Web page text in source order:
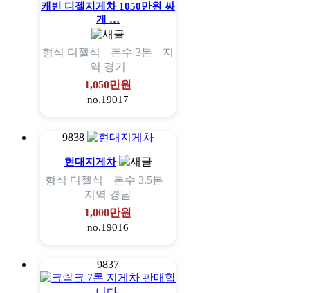
캐빈 디젤지게차 1050만원 싸
게 …
형식 디젤식 | 톤수 3톤 | 지
역 경기
1,050만원
no.19017
9838
현대지게차
형식 디젤식 | 톤수 3.5톤 |
지역 경남
1,000만원
no.19016
9837